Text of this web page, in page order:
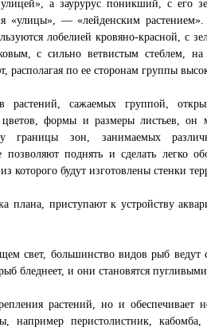
улицей», а заурурус поникший, с его
«улицы», — «лейденским
лобелией кровяно-красной, с
с сильно ветвистым стеблем,
располагая по ее сторонам группы
сажаемых группой,
формы и размеры листьев, он
границы зон, занимаемых
позволяют поднять и сделать легко
которого будут изготовлены стенки
плана, приступают к устройству
свет, большинство видов рыб ведут
бледнеет, и они становятся
растений, но и обеспечивает
перистолистник, кабомба,